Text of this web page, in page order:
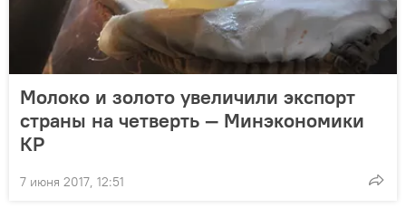
Молоко и золото увеличили экспорт
страны на четверть — Минэкономики
КР
7 июня 2017, 12:51